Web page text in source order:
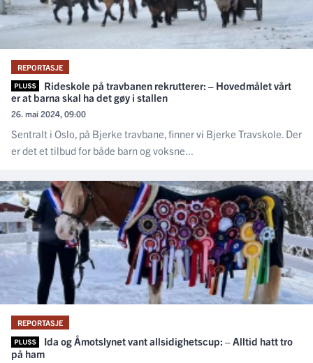
REPORTASJE
Rideskole på travbanen rekrutterer: – Hovedmålet vårt
er at barna skal ha det gøy i stallen
26. mai 2024, 09:00
Sentralt i Oslo, på Bjerke travbane, finner vi Bjerke Travskole. Der
er det et tilbud for både barn og voksne...
REPORTASJE
Ida og Åmotslynet vant allsidighetscup: – Alltid hatt tro
på ham